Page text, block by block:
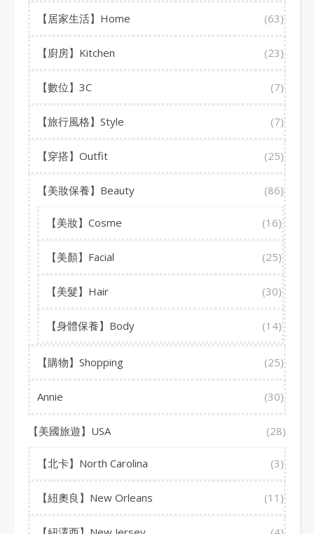
【居家生活】Home (63)
【廚房】Kitchen (23)
【數位】3C (7)
【旅行風格】Style (7)
【穿搭】Outfit (25)
【美妝保養】Beauty (86)
【美妝】Cosme (16)
【美顏】Facial (25)
【美髮】Hair (30)
【身體保養】Body (14)
【購物】Shopping (25)
Annie (30)
【美國旅遊】USA (28)
【北卡】North Carolina (3)
【紐奧良】New Orleans (11)